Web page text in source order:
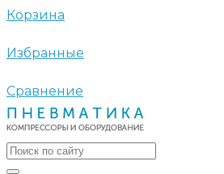
Корзина
Избранные
Сравнение